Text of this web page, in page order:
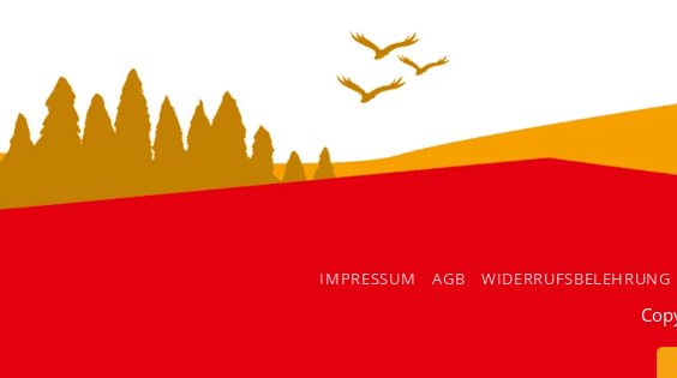
IMPRESSUM AGB WIDERRUFSBELEHRUNG